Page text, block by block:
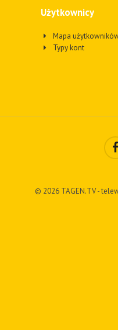
Użytkownicy
Mapa
Typy kont
© 2026 TAGEN.TV -